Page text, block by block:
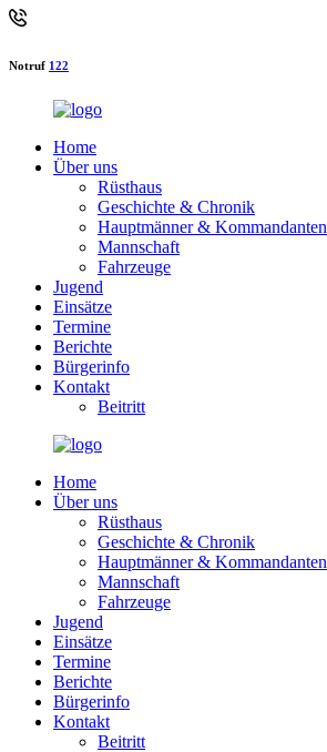
Notruf 122
Home
Über uns
Rüsthaus
Geschichte & Chronik
Hauptmänner & Kommandanten
Mannschaft
Fahrzeuge
Jugend
Einsätze
Termine
Berichte
Bürgerinfo
Kontakt
Beitritt
Home
Über uns
Rüsthaus
Geschichte & Chronik
Hauptmänner & Kommandanten
Mannschaft
Fahrzeuge
Jugend
Einsätze
Termine
Berichte
Bürgerinfo
Kontakt
Beitritt